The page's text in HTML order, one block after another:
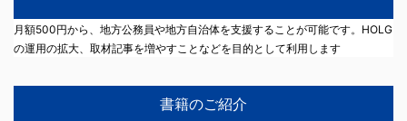
月額500円から、地方公務員や地方自治体を支援することが可能です。HOLG
の運用の拡大、取材記事を増やすことなどを目的として利用します
書籍のご紹介